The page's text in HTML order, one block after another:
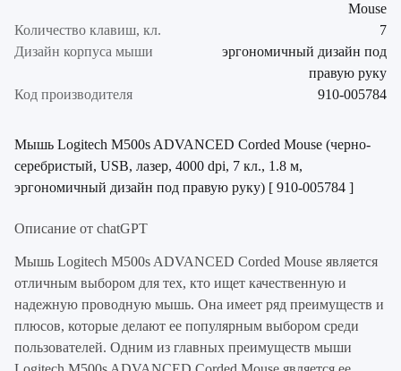
Mouse
Количество клавиш, кл.
7
Дизайн корпуса мыши
эргономичный дизайн под
правую руку
Код производителя
910-005784
Мышь Logitech M500s ADVANCED Corded Mouse (черно-
серебристый, USB, лазер, 4000 dpi, 7 кл., 1.8 м,
эргономичный дизайн под правую руку) [ 910-005784 ]
Описание от chatGPT
Мышь Logitech M500s ADVANCED Corded Mouse является
отличным выбором для тех, кто ищет качественную и
надежную проводную мышь. Она имеет ряд преимуществ и
плюсов, которые делают ее популярным выбором среди
пользователей. Одним из главных преимуществ мыши